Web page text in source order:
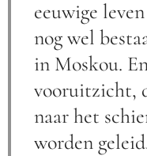
eeuwige
nog wel
in Moskou.
vooruitzicht,
naar het
worden